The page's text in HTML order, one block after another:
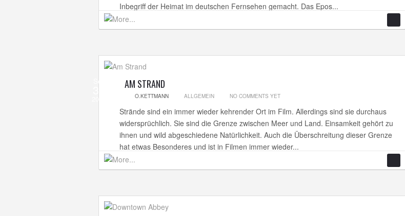
Inbegriff der Heimat im deutschen Fernsehen gemacht. Das Epos...
Sep AM STRAND
O.KETTMANN ALLGEMEIN NO COMMENTS YET
Strände sind ein immer wieder kehrender Ort im Film. Allerdings sind sie durchaus
widersprüchlich. Sie sind die Grenze zwischen Meer und Land. Einsamkeit gehört zu
ihnen und wild abgeschiedene Natürlichkeit. Auch die Überschreitung dieser Grenze
hat etwas Besonderes und ist in Filmen immer wieder...